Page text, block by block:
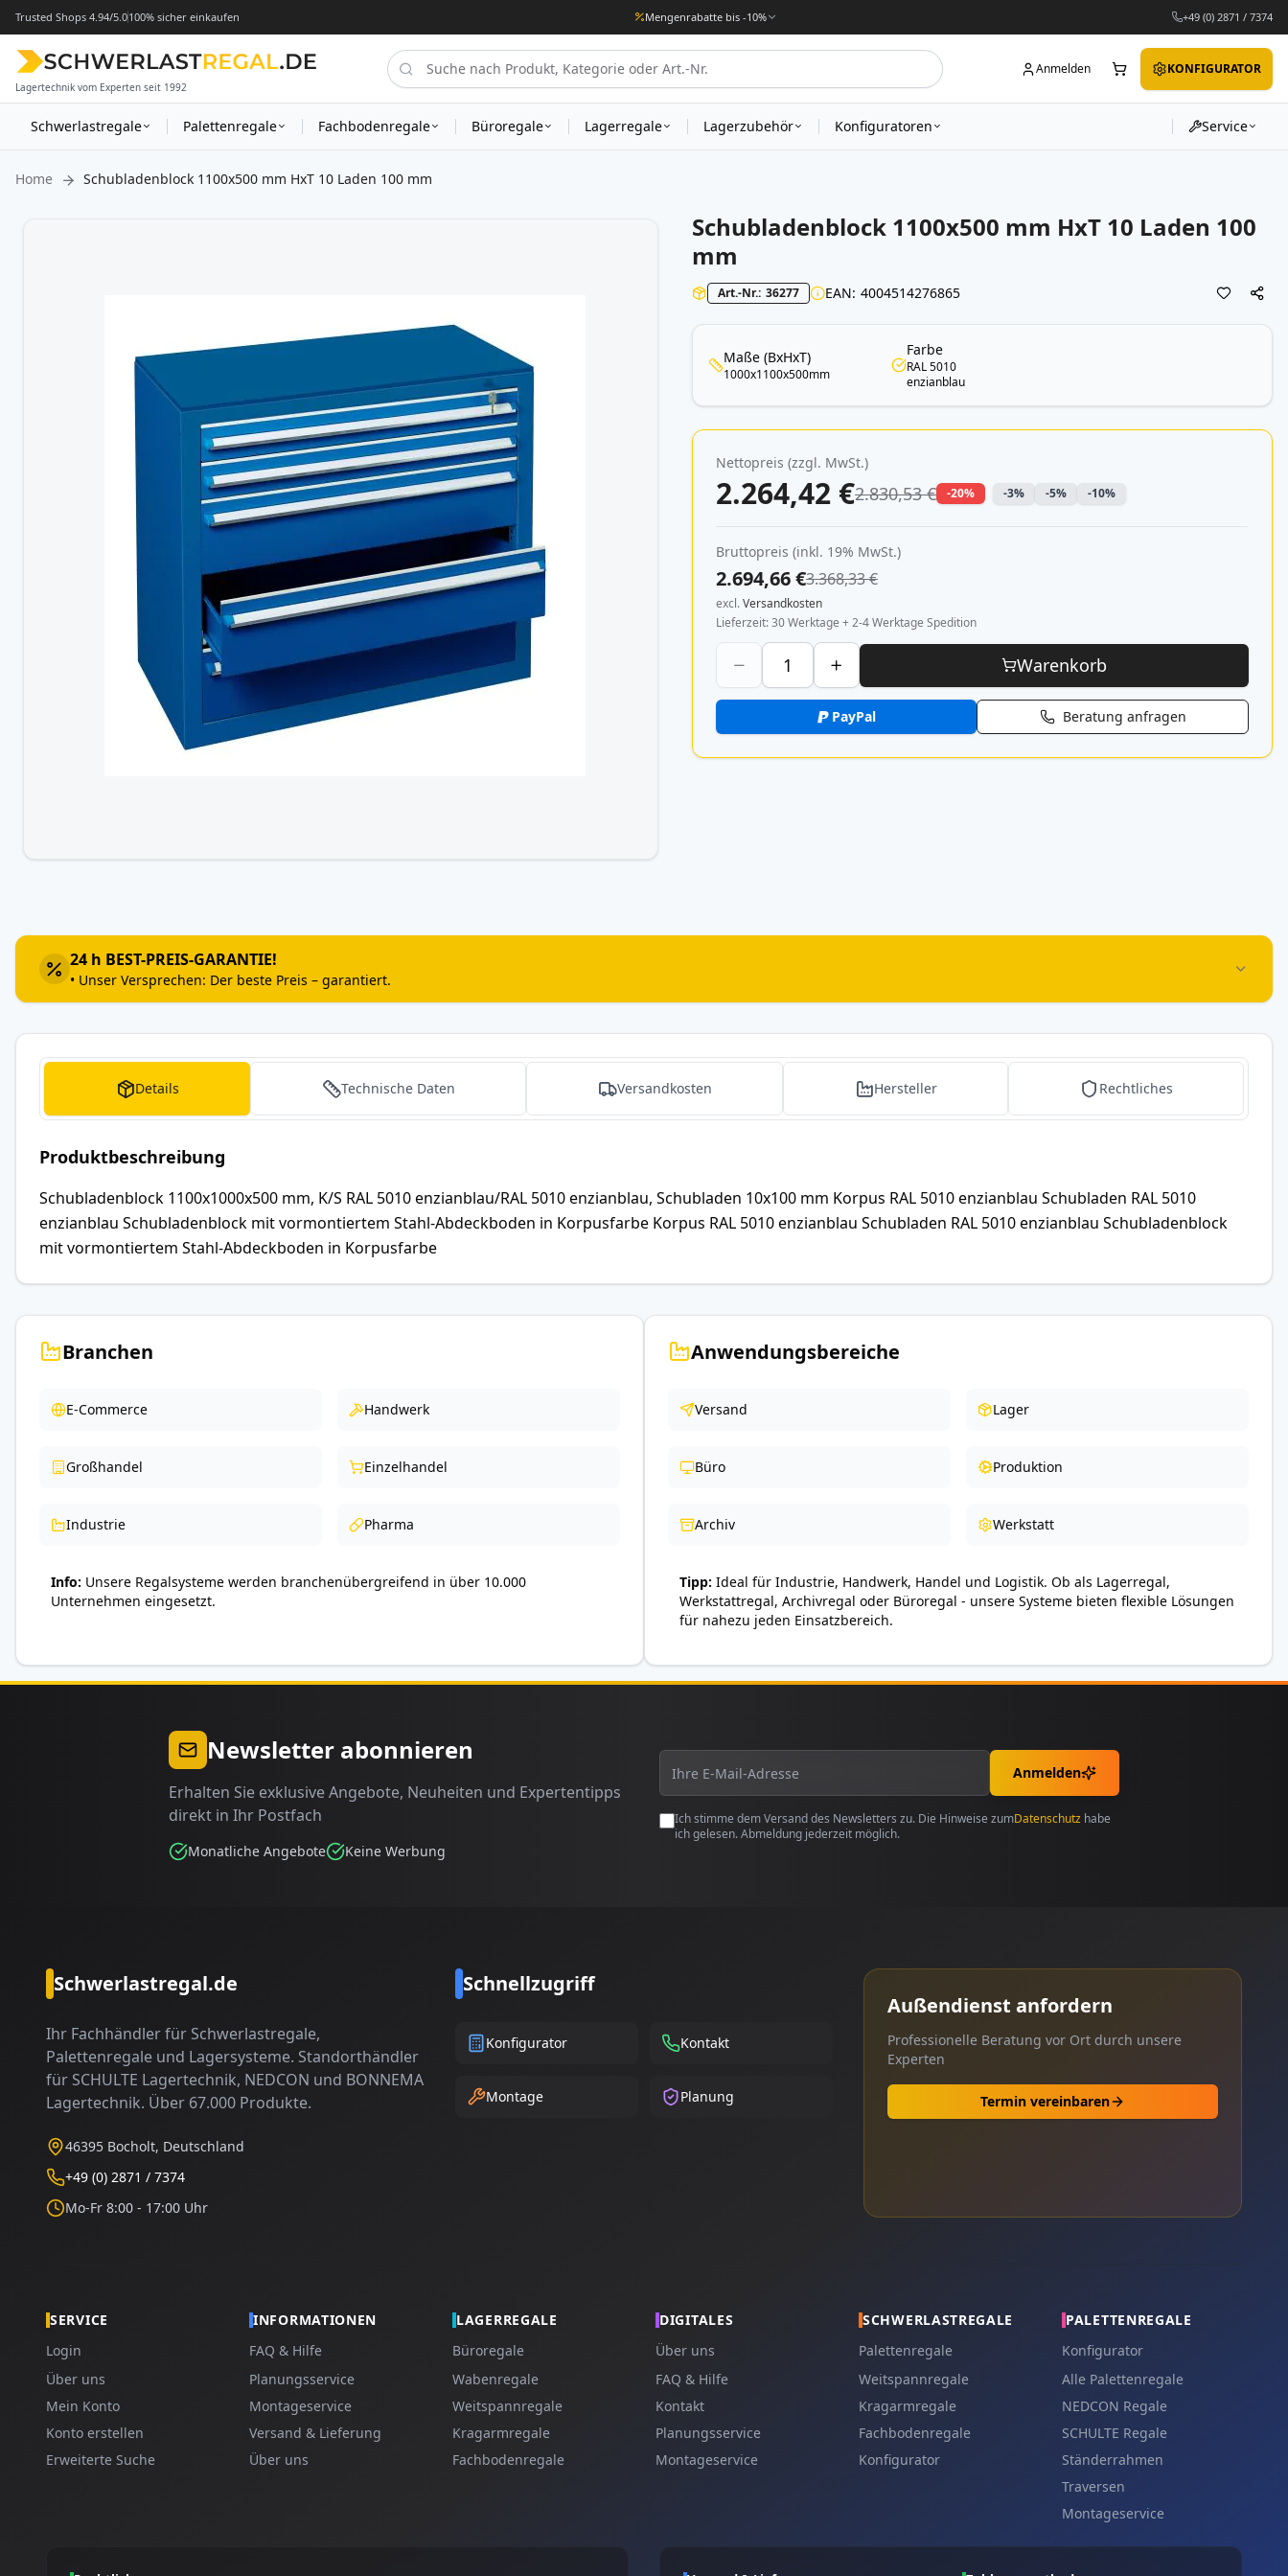
Trusted Shops 4.94/5.0100% sicher einkaufen Mengenrabatte bis -10% +49 (0) 2871 / 7374
Lagertechnik vom Experten seit 1992
Anmelden KONFIGURATOR
Schwerlastregale Fachbodenregale Büroregale Lagerregale Lagerzubehör
Palettenregale Konfiguratoren Service
Home Schubladenblock 1100x500 mm HxT 10 Laden 100 mm
Bildergalerie
springen
Schubladenblock 1100x500 mm HxT 10 Laden 100
mm
Art.-Nr. 36277 EAN 4004514276865
Maße (BxHxT)
1000x1100x500mm
Farbe
RAL 5010
enzianblau
Nettopreis (zzgl. MwSt.)
2.264,42 €2.830,53 € -20% -3% -5% -10%
Bruttopreis (inkl. 19% MwSt.)
2.694,66 €3.368,33 €
excl.Versandkosten
Lieferzeit 30 Werktage + 2-4 Werktage Spedition
Warenkorb
PayPal Beratung anfragen
24 h BEST-PREIS-GARANTIE!
• Unser Versprechen: Der beste Preis – garantiert.
Details Technische Daten Versandkosten Hersteller Rechtliches
Produktbeschreibung
Schubladenblock 1100x1000x500 mm, K/S RAL 5010 enzianblau/RAL 5010 enzianblau, Schubladen 10x100 mm Korpus RAL 5010 enzianblau Schubladen RAL 5010
enzianblau Schubladenblock mit vormontiertem Stahl-Abdeckboden in Korpusfarbe Korpus RAL 5010 enzianblau Schubladen RAL 5010 enzianblau Schubladenblock
mit vormontiertem Stahl-Abdeckboden in Korpusfarbe
Branchen
E-Commerce Handwerk
Großhandel Einzelhandel
Industrie Pharma
Info Unsere Regalsysteme werden branchenübergreifend in über 10.000
Unternehmen eingesetzt.
Anwendungsbereiche
Versand Lager
Büro Produktion
Archiv Werkstatt
Tipp Ideal für Industrie, Handwerk, Handel und Logistik. Ob als Lagerregal,
Werkstattregal, Archivregal oder Büroregal - unsere Systeme bieten flexible Lösungen
für nahezu jeden Einsatzbereich.
Newsletter abonnieren
Erhalten Sie exklusive Angebote, Neuheiten und Expertentipps
direkt in Ihr Postfach
Monatliche Angebote Keine Werbung
Anmelden
Ich stimme dem Versand des Newsletters zu. Die Hinweise zumDatenschutz habe
ich gelesen. Abmeldung jederzeit möglich.
Schwerlastregal.de
Ihr Fachhändler für Schwerlastregale,
Palettenregale und Lagersysteme. Standorthändler
für SCHULTE Lagertechnik, NEDCON und BONNEMA
Lagertechnik. Über 67.000 Produkte.
46395 Bocholt, Deutschland
+49 (0) 2871 / 7374
Mo-Fr 8:00 - 17:00 Uhr
Schnellzugriff
Konfigurator Kontakt
Montage Planung
Außendienst anfordern
Professionelle Beratung vor Ort durch unsere
Experten
Termin vereinbaren
SERVICE
Login
Über uns
Mein Konto
Konto erstellen
Erweiterte Suche
INFORMATIONEN
FAQ & Hilfe
Planungsservice
Montageservice
Versand & Lieferung
Über uns
LAGERREGALE
Büroregale
Wabenregale
Weitspannregale
Kragarmregale
Fachbodenregale
DIGITALES
Über uns
FAQ & Hilfe
Kontakt
Planungsservice
Montageservice
SCHWERLASTREGALE
Palettenregale
Weitspannregale
Kragarmregale
Fachbodenregale
Konfigurator
PALETTENREGALE
Konfigurator
Alle Palettenregale
NEDCON Regale
SCHULTE Regale
Ständerrahmen
Traversen
Montageservice